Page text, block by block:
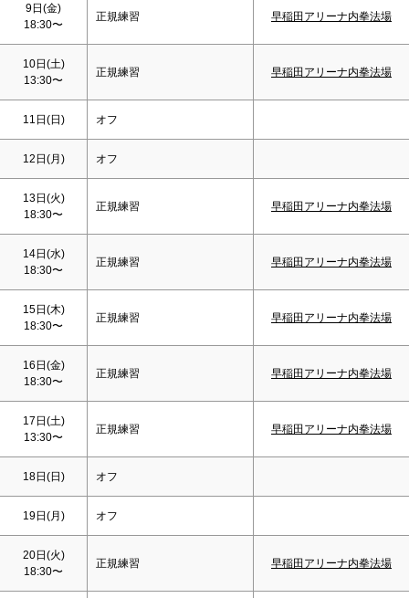
9日(金)
18:30〜
正規練習 早稲田アリーナ内拳法場
10日(土)
13:30〜
正規練習 早稲田アリーナ内拳法場
11日(日) オフ
12日(月) オフ
13日(火)
18:30〜
正規練習 早稲田アリーナ内拳法場
14日(水)
18:30〜
正規練習 早稲田アリーナ内拳法場
15日(木)
18:30〜
正規練習 早稲田アリーナ内拳法場
16日(金)
18:30〜
正規練習 早稲田アリーナ内拳法場
17日(土)
13:30〜
正規練習 早稲田アリーナ内拳法場
18日(日) オフ
19日(月) オフ
20日(火)
18:30〜
正規練習 早稲田アリーナ内拳法場